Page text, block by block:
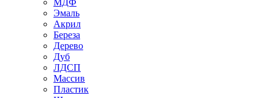
МДФ
Эмаль
Акрил
Береза
Дерево
Дуб
ЛДСП
Массив
Пластик